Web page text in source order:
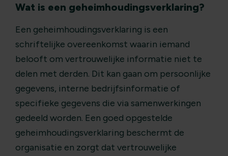
Wat is een geheimhoudingsverklaring?
Een geheimhoudingsverklaring is een
schriftelijke overeenkomst waarin iemand
belooft om vertrouwelijke informatie niet te
delen met derden. Dit kan gaan om persoonlijke
gegevens, interne bedrijfsinformatie of
specifieke gegevens die via samenwerkingen
gedeeld worden. Een goed opgestelde
geheimhoudingsverklaring beschermt de
organisatie en zorgt dat vertrouwelijke